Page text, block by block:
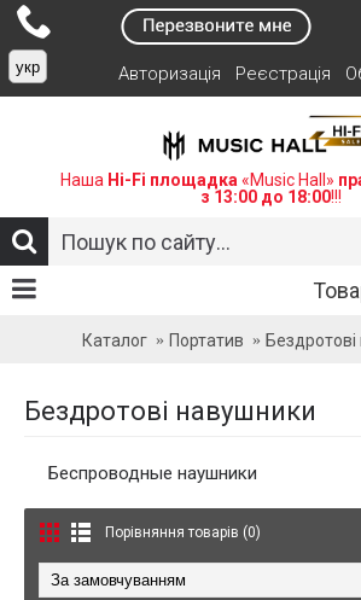
Авторизація Реєстрація
укр
Наша Hi-Fi площадка «Music Hall»
з 13:00 до 18:00!!!
Каталог Портатив
Бездротові навушники
Беспроводные наушники
Порівняння товарів (0)